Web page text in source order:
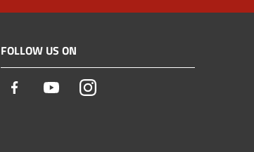
FOLLOW US ON
Facebook YoutubeInstagram